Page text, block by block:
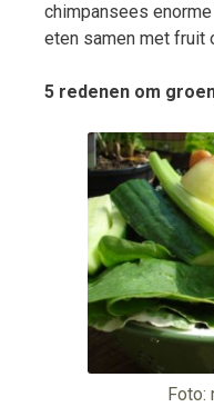
chimpansees
eten samen met fruit
5 redenen om